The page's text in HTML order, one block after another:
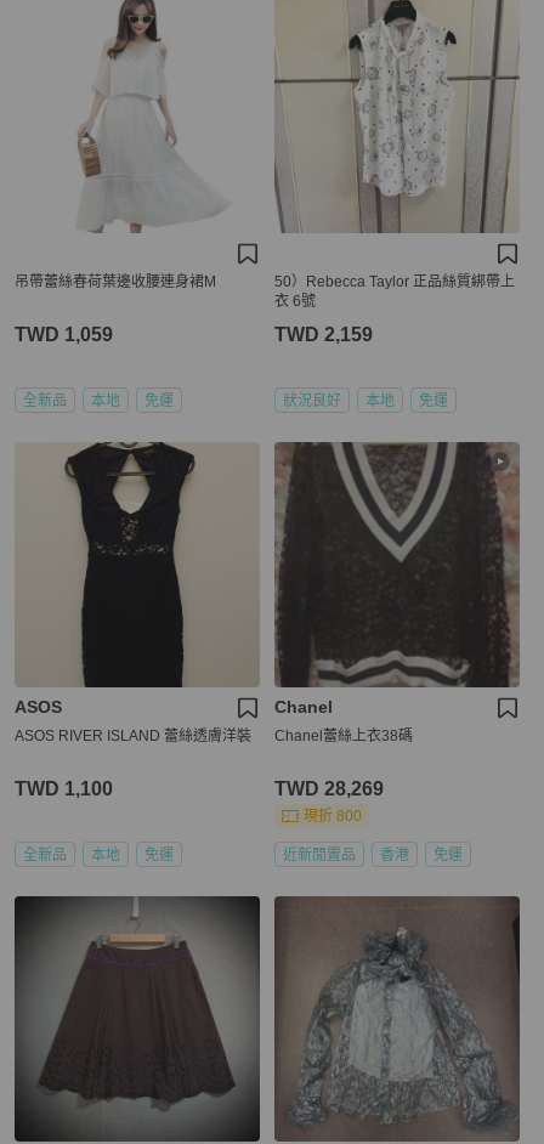
吊帶蕾絲春荷葉邊收腰連身裙M
TWD 1,059
全新品 本地 免運
50）Rebecca Taylor 正品絲質綁帶上
衣 6號
TWD 2,159
狀況良好 本地 免運
ASOS
ASOS RIVER ISLAND 蕾絲透膚洋裝
TWD 1,100
全新品 本地 免運
Chanel
Chanel蕾絲上衣38碼
TWD 28,269
現折 800
近新閒置品 香港 免運